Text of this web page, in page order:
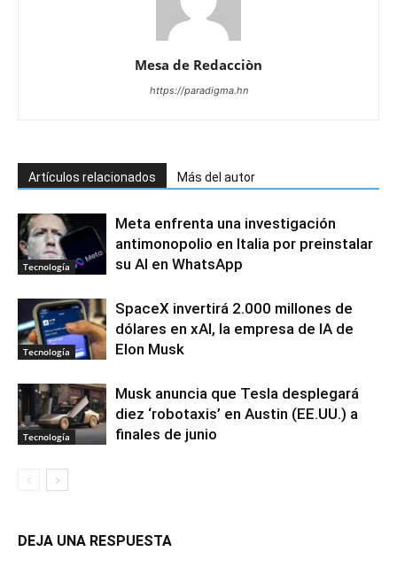
Mesa de Redacciòn
https://paradigma.hn
Artículos relacionados Más del autor
Tecnología
Meta enfrenta una investigación
antimonopolio en Italia por preinstalar
su AI en WhatsApp
Tecnología
SpaceX invertirá 2.000 millones de
dólares en xAI, la empresa de IA de
Elon Musk
Tecnología
Musk anuncia que Tesla desplegará
diez ‘robotaxis’ en Austin (EE.UU.) a
finales de junio
DEJA UNA RESPUESTA